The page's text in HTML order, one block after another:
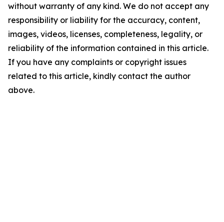
without warranty of any kind. We do not accept any
responsibility or liability for the accuracy, content,
images, videos, licenses, completeness, legality, or
reliability of the information contained in this article.
If you have any complaints or copyright issues
related to this article, kindly contact the author
above.